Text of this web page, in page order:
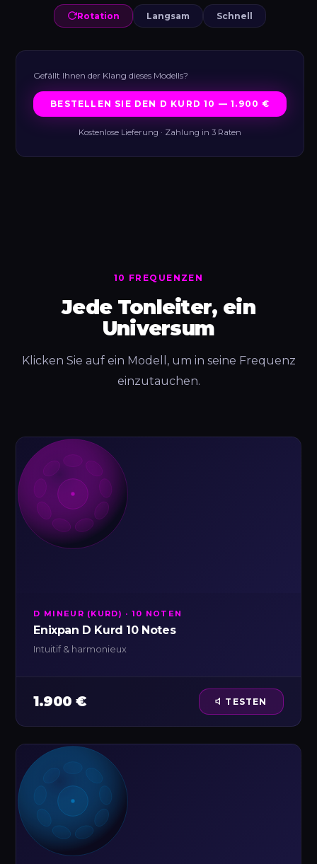
Rotation Langsam Schnell
Gefällt Ihnen der Klang dieses Modells?
BESTELLEN SIE DEN D KURD 10 — 1.900 €
Kostenlose Lieferung · Zahlung in 3 Raten
10 FREQUENZEN
Jede Tonleiter, ein
Universum
Klicken Sie auf ein Modell, um in seine Frequenz
einzutauchen.
D MINEUR (KURD) · 10 NOTEN
Enixpan D Kurd 10 Notes
Intuitif & harmonieux
1.900 € TESTEN